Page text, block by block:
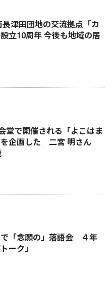
長津田団地の交流拠点「カ
立10周年 今後も地域の居
堂で開催される「よこはま
を企画した 二宮 明さん
「念願の」落語会 ４年
ーク」